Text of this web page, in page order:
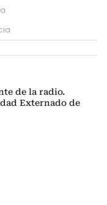
de la radio.
Externado de